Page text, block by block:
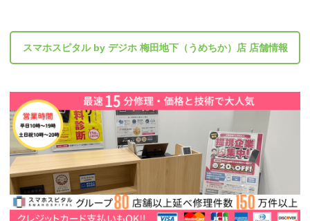
スマホスピタル by デジホ 梅田地下（うめちか）店 店舗情報